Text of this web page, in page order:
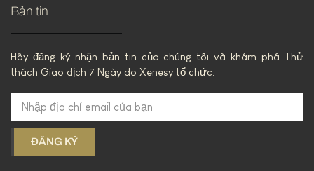
Bản tin
Hãy đăng ký nhận bản tin của chúng tôi và khám phá Thử
thách Giao dịch 7 Ngày do Xenesy tổ chức.
ĐĂNG KÝ